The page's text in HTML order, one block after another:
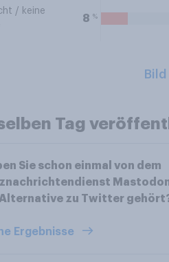
/ keine
8 %
Tag
Sie schon einmal von dem
zu Twitter
Ergebnisse